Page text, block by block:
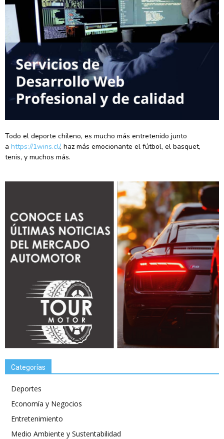
Todo el deporte chileno, es mucho más entretenido junto
a https://1wins.cl/, haz más emocionante el fútbol, el basquet,
tenis, y muchos más.
Categorías
Deportes
Economía y Negocios
Entretenimiento
Medio Ambiente y Sustentabilidad